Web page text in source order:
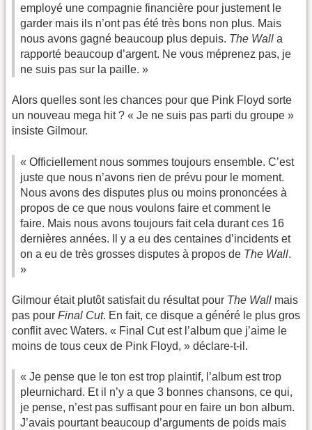
employé une compagnie financière pour justement le
garder mais ils n’ont pas été très bons non plus. Mais
nous avons gagné beaucoup plus depuis. The Wall a
rapporté beaucoup d’argent. Ne vous méprenez pas, je
ne suis pas sur la paille. »
Alors quelles sont les chances pour que Pink Floyd sorte
un nouveau mega hit ? « Je ne suis pas parti du groupe »
insiste Gilmour.
« Officiellement nous sommes toujours ensemble. C’est
juste que nous n’avons rien de prévu pour le moment.
Nous avons des disputes plus ou moins prononcées à
propos de ce que nous voulons faire et comment le
faire. Mais nous avons toujours fait cela durant ces 16
dernières années. Il y a eu des centaines d’incidents et
on a eu de très grosses disputes à propos de The Wall.
»
Gilmour était plutôt satisfait du résultat pour The Wall mais
pas pour Final Cut. En fait, ce disque a généré le plus gros
conflit avec Waters. « Final Cut est l’album que j’aime le
moins de tous ceux de Pink Floyd, » déclare-t-il.
« Je pense que le ton est trop plaintif, l’album est trop
pleurnichard. Et il n’y a que 3 bonnes chansons, ce qui,
je pense, n’est pas suffisant pour en faire un bon album.
J’avais pourtant beaucoup d’arguments de poids mais